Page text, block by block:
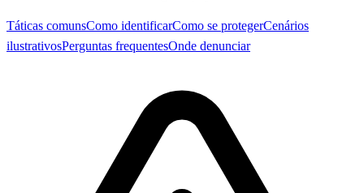
Táticas comunsComo identificarComo se protegerCenários
ilustrativosPerguntas frequentesOnde denunciar